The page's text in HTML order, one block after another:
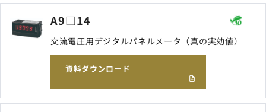
A9□14
交流電圧用デジタルパネルメータ（真の実効値）
資料ダウンロード